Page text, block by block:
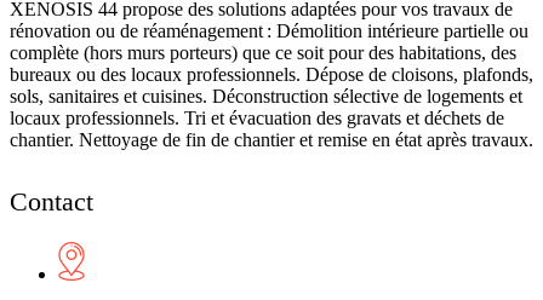
XENOSIS 44 propose des solutions adaptées pour vos travaux de
rénovation ou de réaménagement : Démolition intérieure partielle ou
complète (hors murs porteurs) que ce soit pour des habitations, des
bureaux ou des locaux professionnels. Dépose de cloisons, plafonds,
sols, sanitaires et cuisines. Déconstruction sélective de logements et
locaux professionnels. Tri et évacuation des gravats et déchets de
chantier. Nettoyage de fin de chantier et remise en état après travaux.
Contact